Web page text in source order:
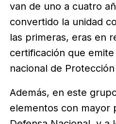
van de uno a cuatro
convertido la unidad
las primeras, eras en
certificación que
nacional de Protección
Además, en este
elementos con mayor